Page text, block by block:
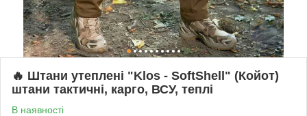
🔥 Штани утеплені "Klos - SoftShell" (Койот)
штани тактичні, карго, ВСУ, теплі
В наявності